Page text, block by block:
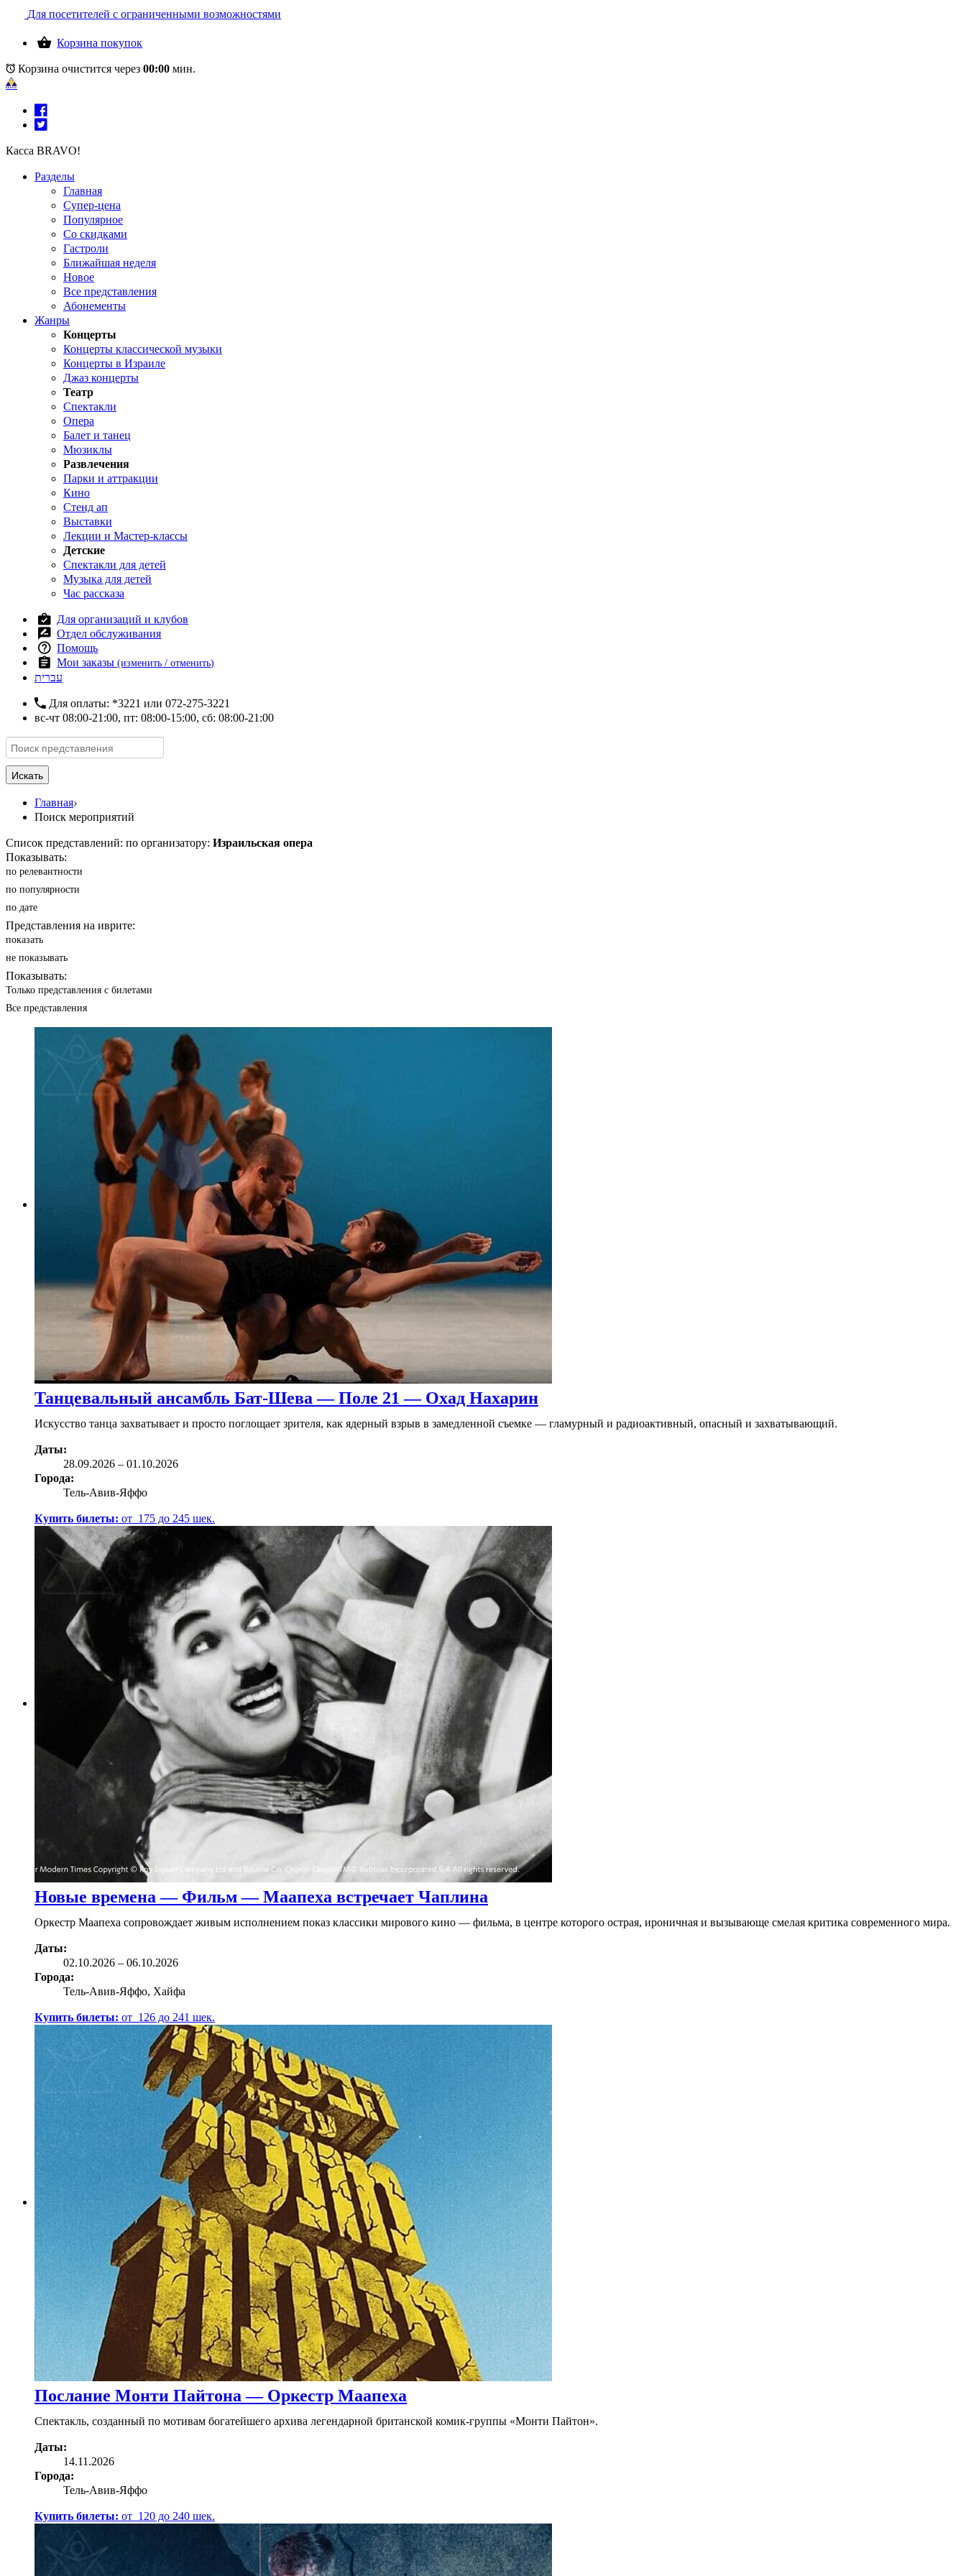
Для посетителей с ограниченными возможностями
Корзина покупок
Корзина очистится через 00:00 мин.
Касса BRAVO!
Разделы
Главная
Супер-цена
Популярное
Со скидками
Гастроли
Ближайшая неделя
Новое
Все представления
Абонементы
Жанры
Концерты
Концерты классической музыки
Концерты в Израиле
Джаз концерты
Театр
Спектакли
Опера
Балет и танец
Мюзиклы
Развлечения
Парки и аттракции
Кино
Стенд ап
Выставки
Лекции и Мастер-классы
Детские
Спектакли для детей
Музыка для детей
Час рассказа
Для организаций и клубов
Отдел обслуживания
Помощь
Мои заказы(изменить / отменить)
עברית
Для оплаты: *3221 или 072-275-3221
вс-чт 08:00-21:00, пт: 08:00-15:00, сб: 08:00-21:00
Искать
Главная›
Поиск мероприятий
Список представлений: по организатору: Израильская опера
Показывать:
по релевантности
по популярности
по дате
Представления на иврите:
показать
не показывать
Показывать:
Только представления с билетами
Все представления
Танцевальный ансамбль Бат-Шева — Поле 21 — Охад Нахарин
Искусство танца захватывает и просто поглощает зрителя, как ядерный взрыв в замедленной съемке — гламурный и радиоактивный, опасный и захватывающий.
Даты:
28.09.2026 – 01.10.2026
Города:
Тель-Авив-Яффо
Купить билеты: от 175 до 245 шек.
Новые времена — Фильм — Маапеха встречает Чаплина
Оркестр Маапеха сопровождает живым исполнением показ классики мирового кино — фильма, в центре которого острая, ироничная и вызывающе смелая критика современного мира.
Даты:
02.10.2026 – 06.10.2026
Города:
Тель-Авив-Яффо, Хайфа
Купить билеты: от 126 до 241 шек.
Послание Монти Пайтона — Оркестр Маапеха
Спектакль, созданный по мотивам богатейшего архива легендарной британской комик-группы «Монти Пайтон».
Даты:
14.11.2026
Города:
Тель-Авив-Яффо
Купить билеты: от 120 до 240 шек.